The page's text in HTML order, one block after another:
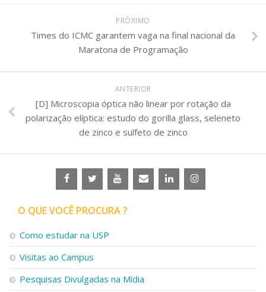
PRÓXIMO
Times do ICMC garantem vaga na final nacional da
Maratona de Programação
ANTERIOR
[D] Microscopia óptica não linear por rotação da
polarização elíptica: estudo do gorilla glass, seleneto
de zinco e sulfeto de zinco
O QUE VOCÊ PROCURA ?
Como estudar na USP
Visitas ao Campus
Pesquisas Divulgadas na Mídia